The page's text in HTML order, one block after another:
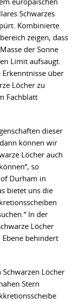
Schwarzes
Kombinierte
zeigen, dass
der Sonne
Limit aufsaugt.
Erkenntnisse über
Löcher zu
Fachblatt
dieser
können wir
Löcher auch
so
Durham in
bietet uns die
In der
Löcher
behindert
Löcher
Stern